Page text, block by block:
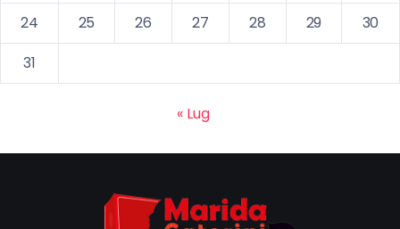
24
25 26 27 28 29
30
31
« Lug